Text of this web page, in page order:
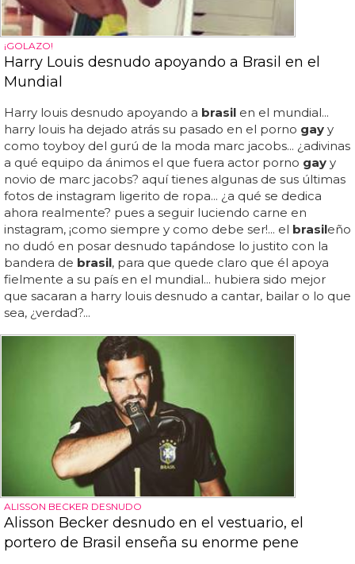
¡GOLAZO!
Harry Louis desnudo apoyando a Brasil en el
Mundial
Harry louis desnudo apoyando a brasil en el mundial...
harry louis ha dejado atrás su pasado en el porno gay y
como toyboy del gurú de la moda marc jacobs... ¿adivinas
a qué equipo da ánimos el que fuera actor porno gay y
novio de marc jacobs? aquí tienes algunas de sus últimas
fotos de instagram ligerito de ropa... ¿a qué se dedica
ahora realmente? pues a seguir luciendo carne en
instagram, ¡como siempre y como debe ser!... el brasileño
no dudó en posar desnudo tapándose lo justito con la
bandera de brasil, para que quede claro que él apoya
fielmente a su país en el mundial... hubiera sido mejor
que sacaran a harry louis desnudo a cantar, bailar o lo que
sea, ¿verdad?...
ALISSON BECKER DESNUDO
Alisson Becker desnudo en el vestuario, el
portero de Brasil enseña su enorme pene